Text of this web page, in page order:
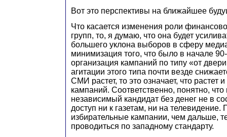
Вот это перспективы на ближайшее
Что касается изменения роли
групп, то, я думаю, что она будет
большего уклона выборов в сферу
минимизация того, что было в начале
организация кампаний по типу «от
агитации этого типа почти везде
СМИ растет, то это означает, что растет и
кампаний. Соответственно, понятно, что
независимый кандидат без денег не в
доступ ни к газетам, ни на телевидение.
избирательные кампании, чем дальше,
проводиться по западному стандарту.